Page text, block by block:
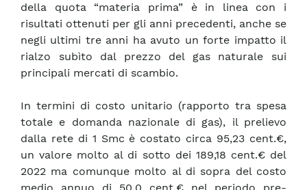
della quota “materia prima” è in linea con i
risultati ottenuti per gli anni precedenti, anche se
negli ultimi tre anni ha avuto un forte impatto il
rialzo subìto dal prezzo del gas naturale sui
principali mercati di scambio.
In termini di costo unitario (rapporto tra spesa
totale e domanda nazionale di gas), il prelievo
dalla rete di 1 Smc è costato circa 95,23 cent.€,
un valore molto al di sotto dei 189,18 cent.€ del
2022 ma comunque molto al di sopra del costo